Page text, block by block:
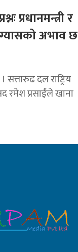
प्रधानमन्त्री र
ग्यासको अभाव छ
दल राष्ट्रिय
रमेश प्रसाईंले खाना